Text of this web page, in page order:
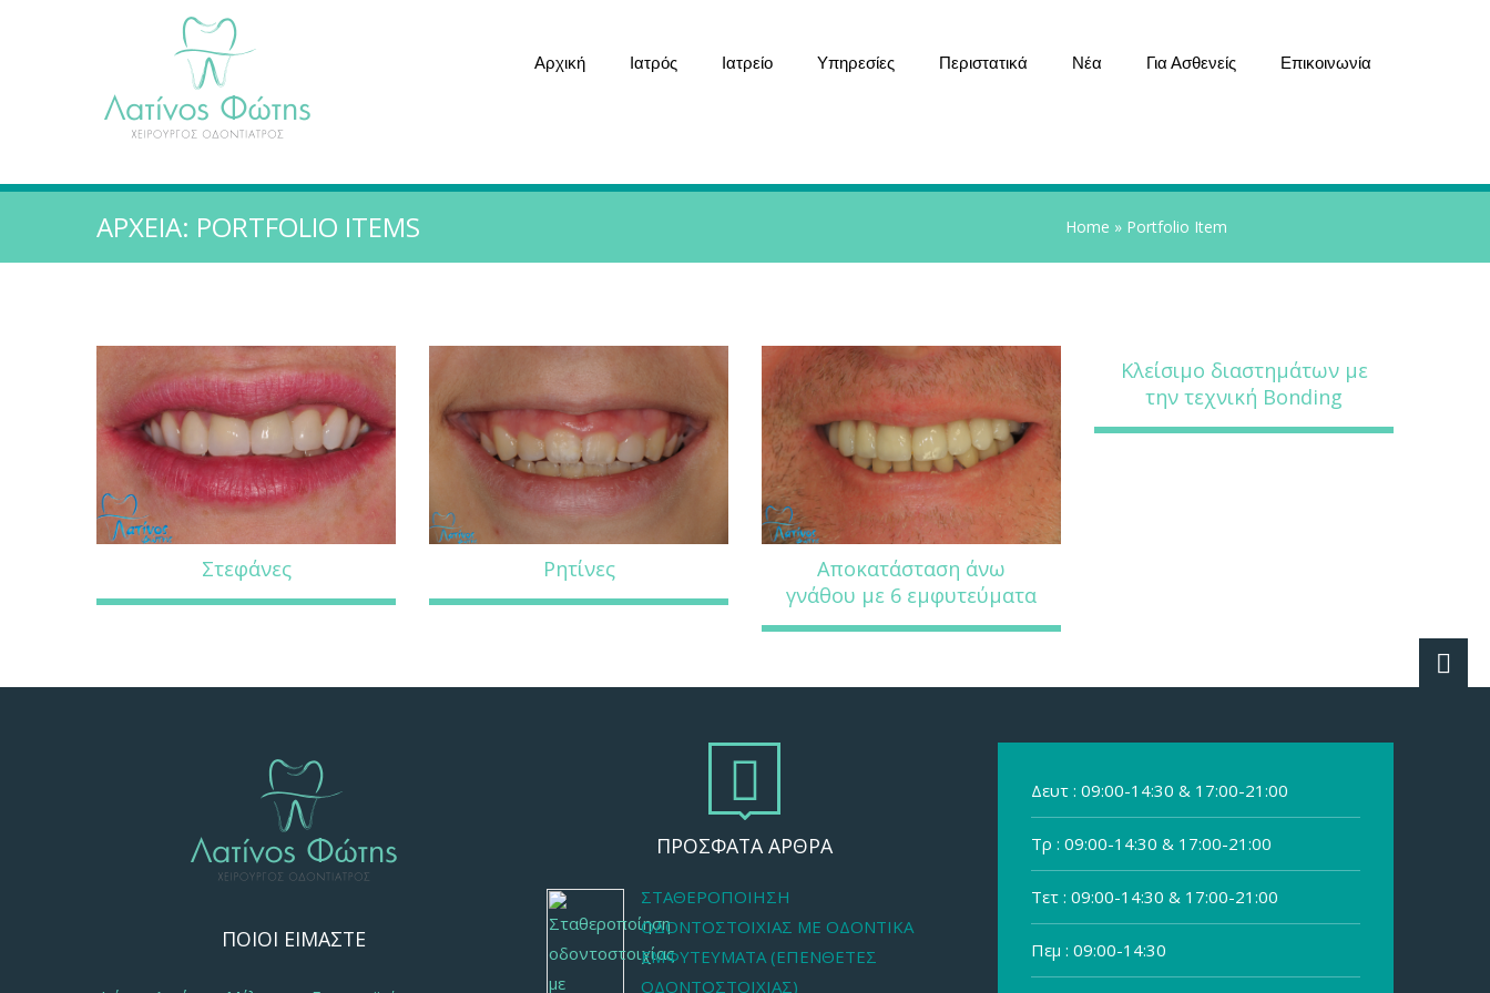
Αρχική Ιατρός Ιατρείο Υπηρεσίες Περιστατικά Νέα Για Ασθενείς Επικοινωνία
ΑΡΧΕΊΑ: PORTFOLIO ITEMS Home » Portfolio Item
Στεφάνες Ρητίνες
Αποκατάσταση άνω
γνάθου με 6 εμφυτεύματα
Κλείσιμο διαστημάτων με
την τεχνική Bonding
ΠΟΙΟΙ ΕΙΜΑΣΤΕ
ΠΡΟΣΦΑΤΑ ΑΡΘΡΑ
ΣΤΑΘΕΡΟΠΟΊΗΣΗ
ΟΔΟΝΤΟΣΤΟΙΧΊΑΣ ΜΕ ΟΔΟΝΤΙΚΆ
ΕΜΦΥΤΕΎΜΑΤΑ (ΕΠΈΝΘΕΤΕΣ
ΟΔΟΝΤΟΣΤΟΙΧΊΑΣ)
Δευτ : 09:00-14:30 & 17:00-21:00
Τρ : 09:00-14:30 & 17:00-21:00
Τετ : 09:00-14:30 & 17:00-21:00
Πεμ : 09:00-14:30